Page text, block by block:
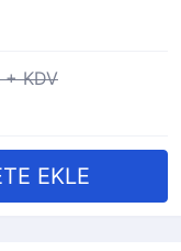
+ KDV